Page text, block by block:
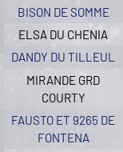
BISON DE SOMME
ELSA DU CHENIA
DANDY DU TILLEUL
MIRANDE GRD
COURTY
FAUSTO ET 9265 DE
FONTENA